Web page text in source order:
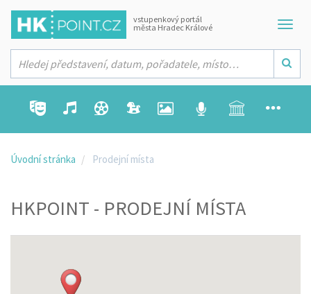
vstupenkový portál
města Hradec Králové
Úvodní stránka Prodejní místa
HKPOINT - PRODEJNÍ MÍSTA